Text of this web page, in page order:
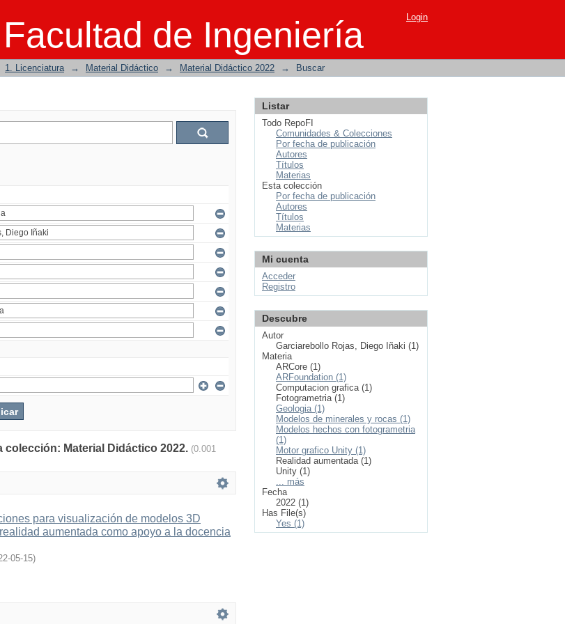
de Ingeniería Login
1. Licenciatura → Material Didáctico → Material Didáctico 2022 → Buscar
colección: Material Didáctico 2022. (0.001
para visualización de modelos 3D
aumentada como apoyo a la docencia
05-15)
Listar
Todo RepoFI
Comunidades & Colecciones
Por fecha de publicación
Autores
Títulos
Materias
Esta colección
Por fecha de publicación
Autores
Títulos
Materias
Mi cuenta
Acceder
Registro
Descubre
Autor
Garciarebollo Rojas, Diego Iñaki (1)
Materia
ARCore (1)
ARFoundation (1)
Computacion grafica (1)
Fotogrametria (1)
Geologia (1)
Modelos de minerales y rocas (1)
Modelos hechos con fotogrametria
(1)
Motor grafico Unity (1)
Realidad aumentada (1)
Unity (1)
... más
Fecha
2022 (1)
Has File(s)
Yes (1)